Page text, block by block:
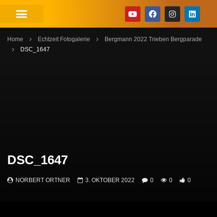
Home Echtzeit Fotogalerie
Bergmann 2022 Trieben Bergparade
DSC_1647
DSC_1647
NORBERT ORTNER 3. OKTOBER 2022 0 0 0